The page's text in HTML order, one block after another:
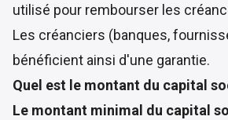
utilisé pour rembourser les
Les créanciers (banques,
bénéficient ainsi d'une garantie.
Quel est le montant du capital
Le montant minimal du capital